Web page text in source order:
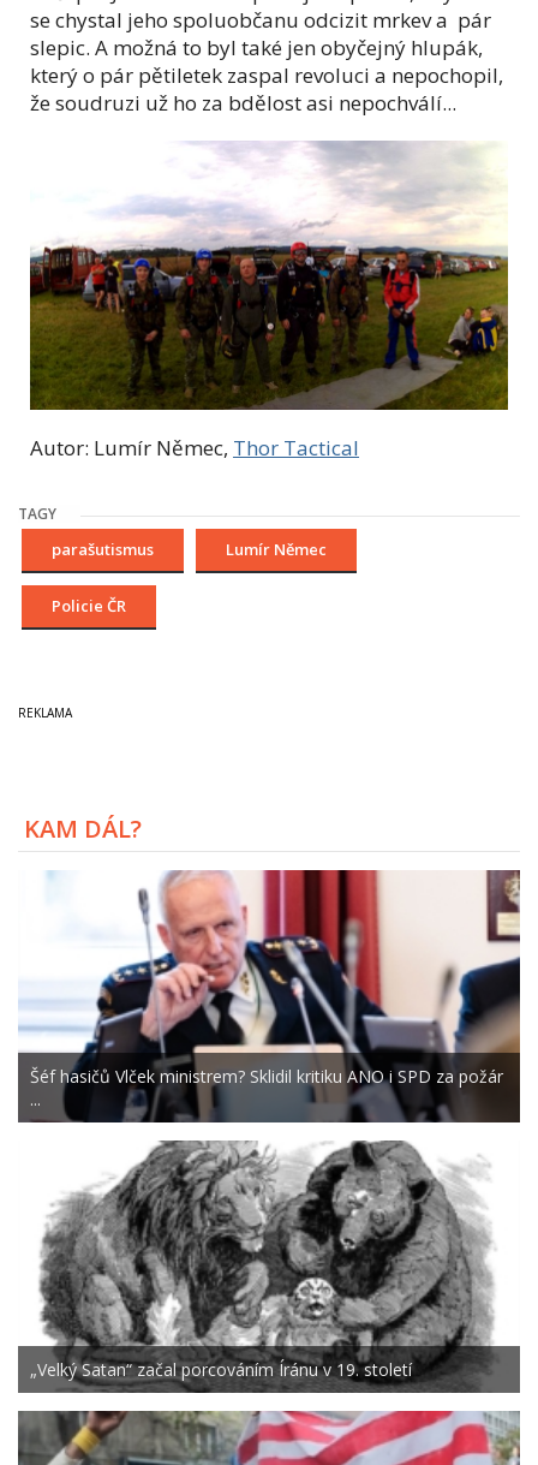
se chystal jeho spoluobčanu odcizit mrkev a pár
slepic. A možná to byl také jen obyčejný hlupák,
který o pár pětiletek zaspal revoluci a nepochopil,
že soudruzi už ho za bdělost asi nepochválí...
Autor: Lumír Němec, Thor Tactical
TAGY
parašutismus Lumír Němec
Policie ČR
KAM DÁL?
Šéf hasičů Vlček ministrem? Sklidil kritiku ANO i SPD za požár
...
„Velký Satan“ začal porcováním Íránu v 19. století